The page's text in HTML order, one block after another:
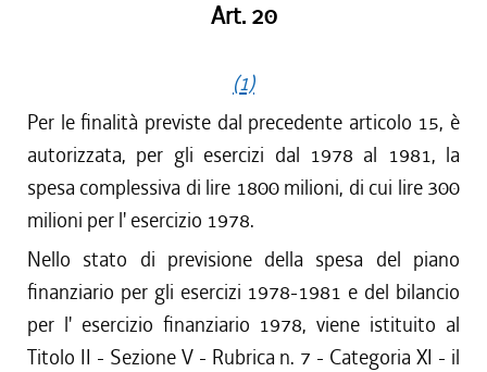
Art. 20
(1)
Per le finalità previste dal precedente articolo 15, è
autorizzata, per gli esercizi dal 1978 al 1981, la
spesa complessiva di lire 1800 milioni, di cui lire 300
milioni per l' esercizio 1978.
Nello stato di previsione della spesa del piano
finanziario per gli esercizi 1978-1981 e del bilancio
per l' esercizio finanziario 1978, viene istituito al
Titolo II - Sezione V - Rubrica n. 7 - Categoria XI - il